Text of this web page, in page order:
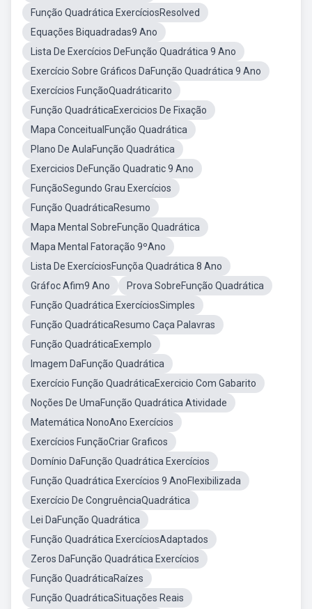
Função Quadrática ExercíciosResolved
Equações Biquadradas9 Ano
Lista De Exercícios DeFunção Quadrática 9 Ano
Exercício Sobre Gráficos DaFunção Quadrática 9 Ano
Exercícios FunçãoQuadráticarito
Função QuadráticaExercicios De Fixação
Mapa ConceitualFunção Quadrática
Plano De AulaFunção Quadrática
Exercicios DeFunção Quadratic 9 Ano
FunçãoSegundo Grau Exercícios
Função QuadráticaResumo
Mapa Mental SobreFunção Quadrática
Mapa Mental Fatoração 9ºAno
Lista De ExercíciosFunçõa Quadrática 8 Ano
Gráfoc Afim9 Ano
Prova SobreFunção Quadrática
Função Quadrática ExercíciosSimples
Função QuadráticaResumo Caça Palavras
Função QuadráticaExemplo
Imagem DaFunção Quadrática
Exercício Função QuadráticaExercicio Com Gabarito
Noções De UmaFunção Quadrática Atividade
Matemática NonoAno Exercícios
Exercícios FunçãoCriar Graficos
Domínio DaFunção Quadrática Exercícios
Função Quadrática Exercícios 9 AnoFlexibilizada
Exercício De CongruênciaQuadrática
Lei DaFunção Quadrática
Função Quadrática ExercíciosAdaptados
Zeros DaFunção Quadrática Exercícios
Função QuadráticaRaízes
Função QuadráticaSituações Reais